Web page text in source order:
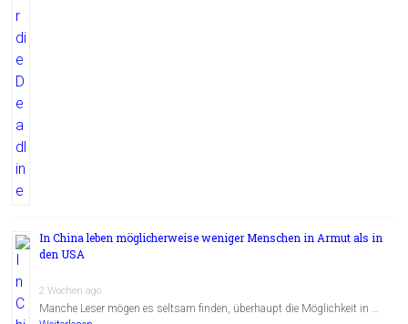
In China leben möglicherweise weniger Menschen in Armut als in
den USA
2 Wochen ago
Manche Leser mögen es seltsam finden, überhaupt die Möglichkeit in …